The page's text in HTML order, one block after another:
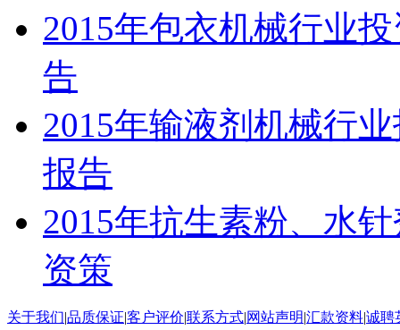
2015年包衣机械行业
告
2015年输液剂机械行
报告
2015年抗生素粉、水
资策
关于我们|品质保证|客户评价|联系方式|网站声明|汇款资料|诚聘